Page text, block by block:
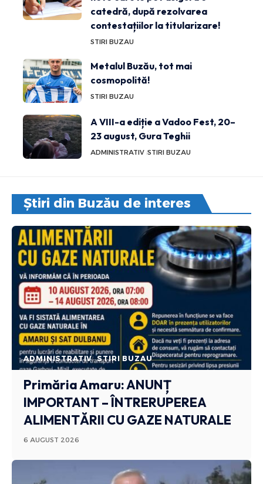
catedră, după rezolvarea
contestațiilor la titularizare!
STIRI BUZAU
Metalul Buzău, tot mai
cosmopolită!
STIRI BUZAU
A VIII-a ediție a Vadoo Fest, 20–
23 august, Gura Teghii
ADMINISTRATIV STIRI BUZAU
Știri din Buzău de interes
ADMINISTRATIV STIRI BUZAU
Primăria Amaru: ANUNȚ
IMPORTANT – ÎNTRERUPEREA
ALIMENTĂRII CU GAZE NATURALE
6 AUGUST 2026